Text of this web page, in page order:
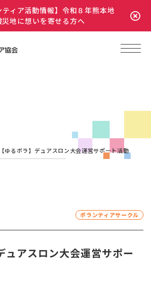
ティア活動情報】令和８年熊本地
地に想いを寄せる方へ
【ゆるボラ】デュアスロン大会運営サポート活動
ボランティアサークル
ュアスロン大会運営サポー